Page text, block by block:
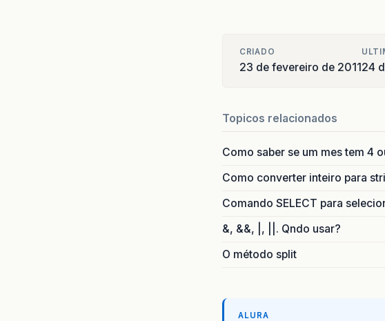
CRIADO
23 de fevereiro de 201124
Topicos relacionados
Como saber se um mes tem 4
Como converter inteiro para
Comando SELECT para
&, &&, |, ||. Qndo usar?
O método split
ALURA